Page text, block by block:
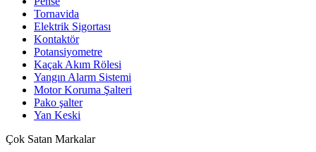
Tornavida
Elektrik Sigortası
Kontaktör
Potansiyometre
Kaçak Akım Rölesi
Yangın Alarm Sistemi
Motor Koruma Şalteri
Pako şalter
Yan Keski
Çok Satan Markalar